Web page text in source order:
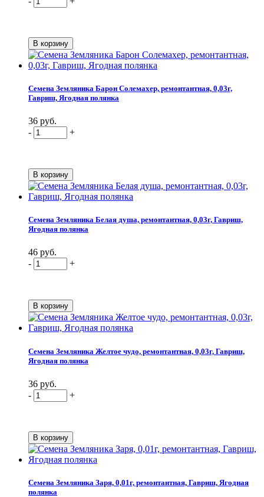
Семена Земляника Барон Солемахер, ремонтантная, 0,03г,
Гавриш, Ягодная полянка
36 руб.
-
+
Семена Земляника Белая душа, ремонтантная, 0,03г, Гавриш,
Ягодная полянка
46 руб.
-
+
Семена Земляника Желтое чудо, ремонтантная, 0,03г, Гавриш,
Ягодная полянка
36 руб.
-
+
Семена Земляника Заря, 0,01г, ремонтантная, Гавриш, Ягодная
полянка